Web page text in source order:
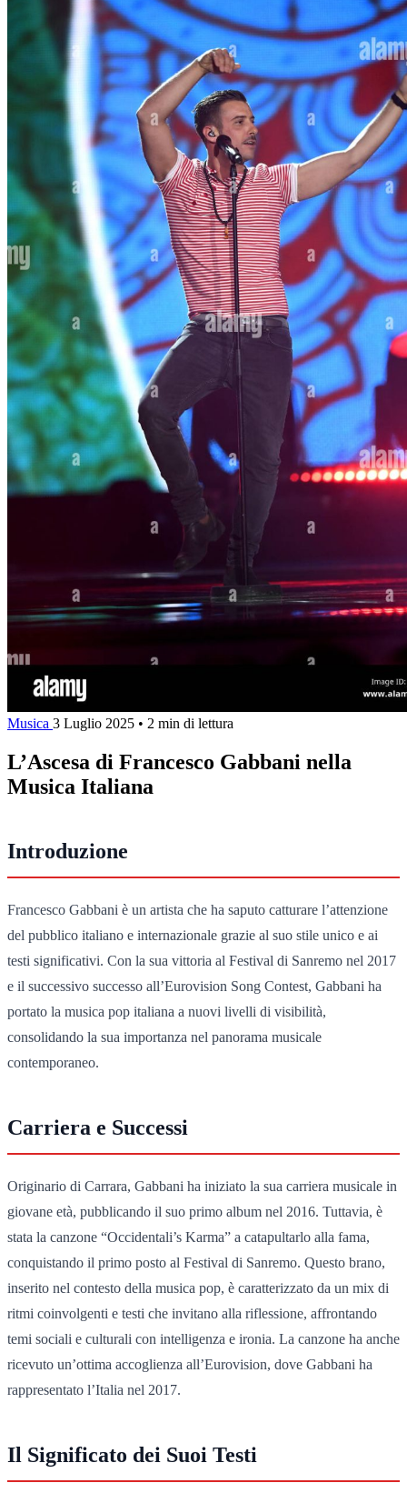
Musica 3 Luglio 2025 • 2 min di lettura
L’Ascesa di Francesco Gabbani nella
Musica Italiana
Introduzione
Francesco Gabbani è un artista che ha saputo catturare l’attenzione
del pubblico italiano e internazionale grazie al suo stile unico e ai
testi significativi. Con la sua vittoria al Festival di Sanremo nel 2017
e il successivo successo all’Eurovision Song Contest, Gabbani ha
portato la musica pop italiana a nuovi livelli di visibilità,
consolidando la sua importanza nel panorama musicale
contemporaneo.
Carriera e Successi
Originario di Carrara, Gabbani ha iniziato la sua carriera musicale in
giovane età, pubblicando il suo primo album nel 2016. Tuttavia, è
stata la canzone “Occidentali’s Karma” a catapultarlo alla fama,
conquistando il primo posto al Festival di Sanremo. Questo brano,
inserito nel contesto della musica pop, è caratterizzato da un mix di
ritmi coinvolgenti e testi che invitano alla riflessione, affrontando
temi sociali e culturali con intelligenza e ironia. La canzone ha anche
ricevuto un’ottima accoglienza all’Eurovision, dove Gabbani ha
rappresentato l’Italia nel 2017.
Il Significato dei Suoi Testi